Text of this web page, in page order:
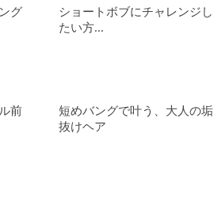
グ
ショートボブにチャレンジし
たい方...
前
短めバングで叶う、大人の垢
抜けヘア